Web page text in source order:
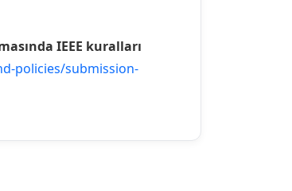
IEEE kuralları
policies/submission-